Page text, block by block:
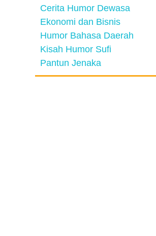
Cerita Humor Dewasa
Ekonomi dan Bisnis
Humor Bahasa Daerah
Kisah Humor Sufi
Pantun Jenaka